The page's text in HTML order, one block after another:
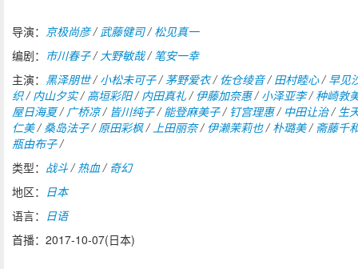
导演： 京极尚彦/武藤健司/松见真一
编剧： 市川春子/大野敏哉/笔安一幸
主演： 黑泽朋世/小松未可子/茅野爱衣/ 佐仓绫音/田村睦心/早见
织/内山夕实/高垣彩阳/内田真礼/ 伊藤加奈惠/小泽亚李/种崎敦
屋日海夏/广桥凉/ 皆川纯子/能登麻美子/ 钉宫理惠/ 中田让治/生
仁美/桑岛法子/原田彩枫/上田丽奈/ 伊濑茉莉也/朴璐美/ 斋藤千
瓶由布子/
类型： 战斗/热血/ 奇幻
地区： 日本
语言： 日语
首播：2017-10-07(日本)